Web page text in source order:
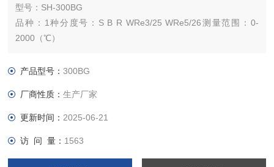
型号：SH-300BG
品种：1种分度号：S B R WRe3/25 WRe5/26测量范围：0-
2000（℃）
产品型号：300BG
厂商性质：生产厂家
更新时间： 2025-06-21
访 问 量： 1563